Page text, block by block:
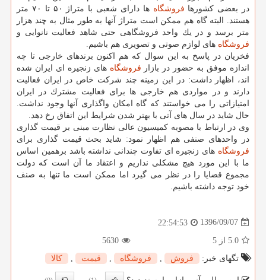
در بعضی كشورها فروشگاه
ها دارای شعبی با متراژ ۵۰ تا ۷۰ متر
هستند. البته گاه هم ممكن است متراژ آنها به طور مثال به چند هزار
متر برسد و در یك واحد فروشگاهی حتی شاهد فعالیت نانوایی و
فروشگاه های لوازم صوتی و تصویری هم باشیم.
فخریان در پاسخ به این سوال كه هم اكنون برندهای خارجی تا چه
اندازه موفق به حضور در بازار فروشگاه های زنجیره ای ایران شده
اند، اظهار داشت: در این زمینه چند شركت خاص در ایران فعالیت
دارند و در مواردی هم خارجی ها برای فعالیت مشترك در ایران
امتیازاتی را می خواستند كه گاه امكان واگذاری آنها وجود نداشت.
حال شاید در سال های آتی با بهتر شدن شرایط این اتفاق رخ دهد.
وی در ارتباط با مصوبه كمیسیون عالی نظارت مبنی بر قیمت گذاری
در واحدهای صنفی هم اظهار نمود: شاید بحث قیمت گذاری برای
فروشگاه های زنجیره ای تفاوت چندانی نداشته باشد برهمین اساس
ما با این مورد هیچ مشكلی نداریم و اعتقاد ما آن است كه دولت
مجموع قضایا را در نظر می گیرد اما ممكن است ما تنها به صنف
خود توجه داشته باشیم.
1396/09/07
22:54:53
5.0 از 5
5630
تگهای خبر:
فروش فروشگاه قیمت كالا